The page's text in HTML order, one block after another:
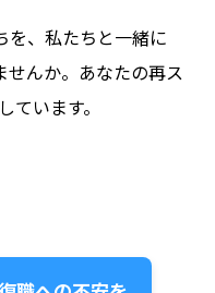
を、私たちと一緒に
せんか。あなたの再ス
ています。